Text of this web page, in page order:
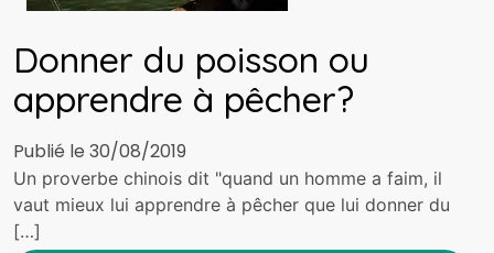
Donner du poisson ou
apprendre à pêcher?
Publié le 30/08/2019
Un proverbe chinois dit "quand un homme a faim, il
vaut mieux lui apprendre à pêcher que lui donner du
[…]